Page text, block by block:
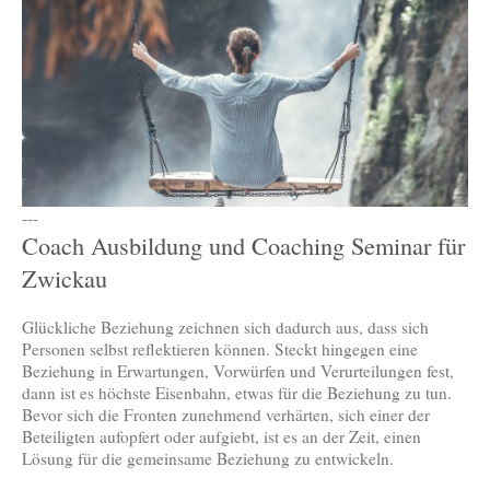
---
Coach Ausbildung und Coaching Seminar für
Zwickau
Glückliche Beziehung zeichnen sich dadurch aus, dass sich
Personen selbst reflektieren können. Steckt hingegen eine
Beziehung in Erwartungen, Vorwürfen und Verurteilungen fest,
dann ist es höchste Eisenbahn, etwas für die Beziehung zu tun.
Bevor sich die Fronten zunehmend verhärten, sich einer der
Beteiligten aufopfert oder aufgiebt, ist es an der Zeit, einen
Lösung für die gemeinsame Beziehung zu entwickeln.